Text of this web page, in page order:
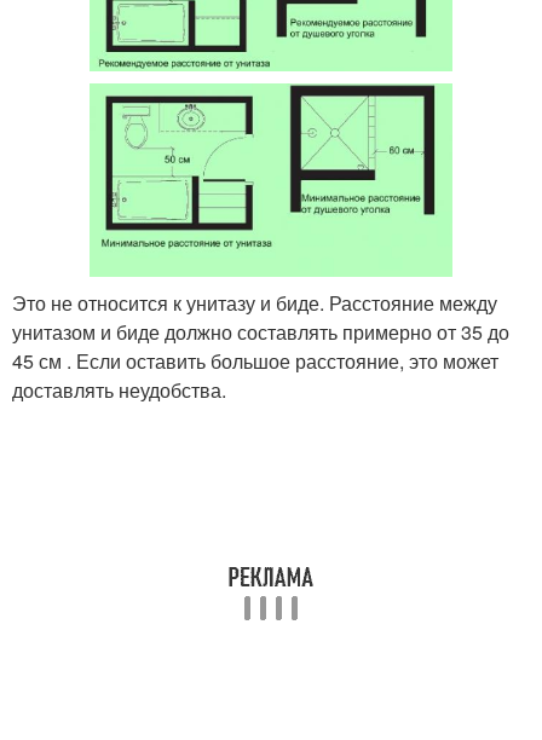
Это не относится к унитазу и биде. Расстояние между
унитазом и биде должно составлять примерно от 35 до
45 см . Если оставить большое расстояние, это может
доставлять неудобства.